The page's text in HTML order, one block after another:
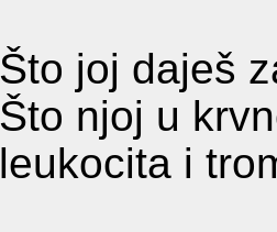
Što joj daješ
Što njoj u
leukocita i